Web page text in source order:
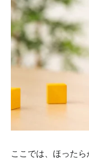
ここでは、ほった